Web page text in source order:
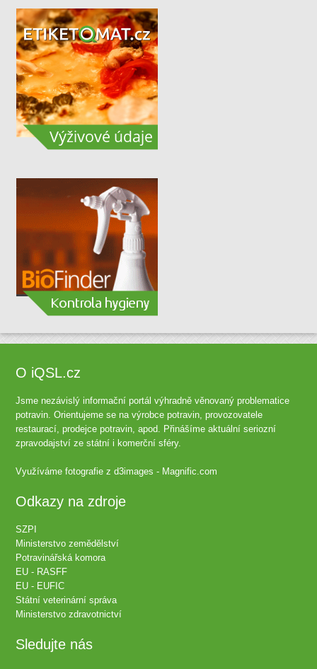
O iQSL.cz
Jsme nezávislý informační portál výhradně věnovaný problematice
potravin. Orientujeme se na výrobce potravin, provozovatele
restaurací, prodejce potravin, apod. Přinášíme aktuální seriozní
zpravodajství ze státní i komerční sféry.
Využíváme fotografie zd3images - Magnific.com
Odkazy na zdroje
SZPI
Ministerstvo zemědělství
Potravinářská komora
EU - RASFF
EU - EUFIC
Státní veterinární správa
Ministerstvo zdravotnictví
Sledujte nás